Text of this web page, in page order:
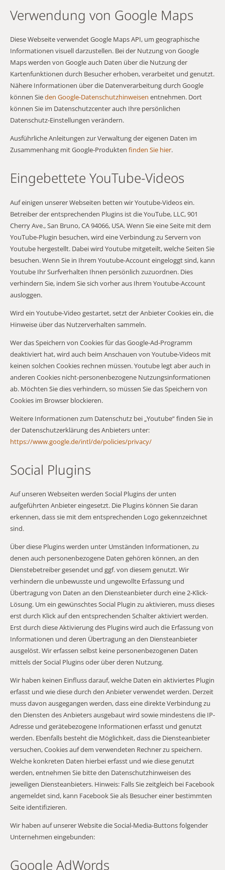
Verwendung von Google Maps
Diese Webseite verwendet Google Maps API, um geographische
Informationen visuell darzustellen. Bei der Nutzung von Google
Maps werden von Google auch Daten über die Nutzung der
Kartenfunktionen durch Besucher erhoben, verarbeitet und genutzt.
Nähere Informationen über die Datenverarbeitung durch Google
können Sieden Google-Datenschutzhinweisen entnehmen. Dort
können Sie im Datenschutzcenter auch Ihre persönlichen
Datenschutz-Einstellungen verändern.
Ausführliche Anleitungen zur Verwaltung der eigenen Daten im
Zusammenhang mit Google-Produkten finden Sie hier.
Eingebettete YouTube-Videos
Auf einigen unserer Webseiten betten wir Youtube-Videos ein.
Betreiber der entsprechenden Plugins ist die YouTube, LLC, 901
Cherry Ave., San Bruno, CA 94066, USA. Wenn Sie eine Seite mit dem
YouTube-Plugin besuchen, wird eine Verbindung zu Servern von
Youtube hergestellt. Dabei wird Youtube mitgeteilt, welche Seiten Sie
besuchen. Wenn Sie in Ihrem Youtube-Account eingeloggt sind, kann
Youtube Ihr Surfverhalten Ihnen persönlich zuzuordnen. Dies
verhindern Sie, indem Sie sich vorher aus Ihrem Youtube-Account
ausloggen.
Wird ein Youtube-Video gestartet, setzt der Anbieter Cookies ein, die
Hinweise über das Nutzerverhalten sammeln.
Wer das Speichern von Cookies für das Google-Ad-Programm
deaktiviert hat, wird auch beim Anschauen von Youtube-Videos mit
keinen solchen Cookies rechnen müssen. Youtube legt aber auch in
anderen Cookies nicht-personenbezogene Nutzungsinformationen
ab. Möchten Sie dies verhindern, so müssen Sie das Speichern von
Cookies im Browser blockieren.
Weitere Informationen zum Datenschutz bei „Youtube“ finden Sie in
der Datenschutzerklärung des Anbieters unter:
https://www.google.de/intl/de/policies/privacy/
Social Plugins
Auf unseren Webseiten werden Social Plugins der unten
aufgeführten Anbieter eingesetzt. Die Plugins können Sie daran
erkennen, dass sie mit dem entsprechenden Logo gekennzeichnet
sind.
Über diese Plugins werden unter Umständen Informationen, zu
denen auch personenbezogene Daten gehören können, an den
Dienstebetreiber gesendet und ggf. von diesem genutzt. Wir
verhindern die unbewusste und ungewollte Erfassung und
Übertragung von Daten an den Diensteanbieter durch eine 2-Klick-
Lösung. Um ein gewünschtes Social Plugin zu aktivieren, muss dieses
erst durch Klick auf den entsprechenden Schalter aktiviert werden.
Erst durch diese Aktivierung des Plugins wird auch die Erfassung von
Informationen und deren Übertragung an den Diensteanbieter
ausgelöst. Wir erfassen selbst keine personenbezogenen Daten
mittels der Social Plugins oder über deren Nutzung.
Wir haben keinen Einfluss darauf, welche Daten ein aktiviertes Plugin
erfasst und wie diese durch den Anbieter verwendet werden. Derzeit
muss davon ausgegangen werden, dass eine direkte Verbindung zu
den Diensten des Anbieters ausgebaut wird sowie mindestens die IP-
Adresse und gerätebezogene Informationen erfasst und genutzt
werden. Ebenfalls besteht die Möglichkeit, dass die Diensteanbieter
versuchen, Cookies auf dem verwendeten Rechner zu speichern.
Welche konkreten Daten hierbei erfasst und wie diese genutzt
werden, entnehmen Sie bitte den Datenschutzhinweisen des
jeweiligen Diensteanbieters. Hinweis: Falls Sie zeitgleich bei Facebook
angemeldet sind, kann Facebook Sie als Besucher einer bestimmten
Seite identifizieren.
Wir haben auf unserer Website die Social-Media-Buttons folgender
Unternehmen eingebunden:
Google AdWords